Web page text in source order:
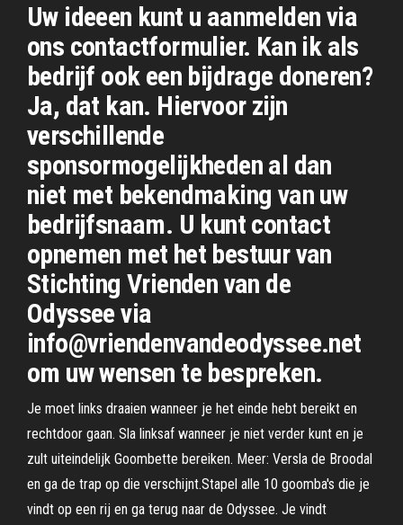
Uw ideeen kunt u aanmelden via
ons contactformulier. Kan ik als
bedrijf ook een bijdrage doneren?
Ja, dat kan. Hiervoor zijn
verschillende
sponsormogelijkheden al dan
niet met bekendmaking van uw
bedrijfsnaam. U kunt contact
opnemen met het bestuur van
Stichting Vrienden van de
Odyssee via
info@vriendenvandeodyssee.net
om uw wensen te bespreken.
Je moet links draaien wanneer je het einde hebt bereikt en
rechtdoor gaan. Sla linksaf wanneer je niet verder kunt en je
zult uiteindelijk Goombette bereiken. Meer: Versla de Broodal
en ga de trap op die verschijnt.Stapel alle 10 goomba's die je
vindt op een rij en ga terug naar de Odyssee. Je vindt